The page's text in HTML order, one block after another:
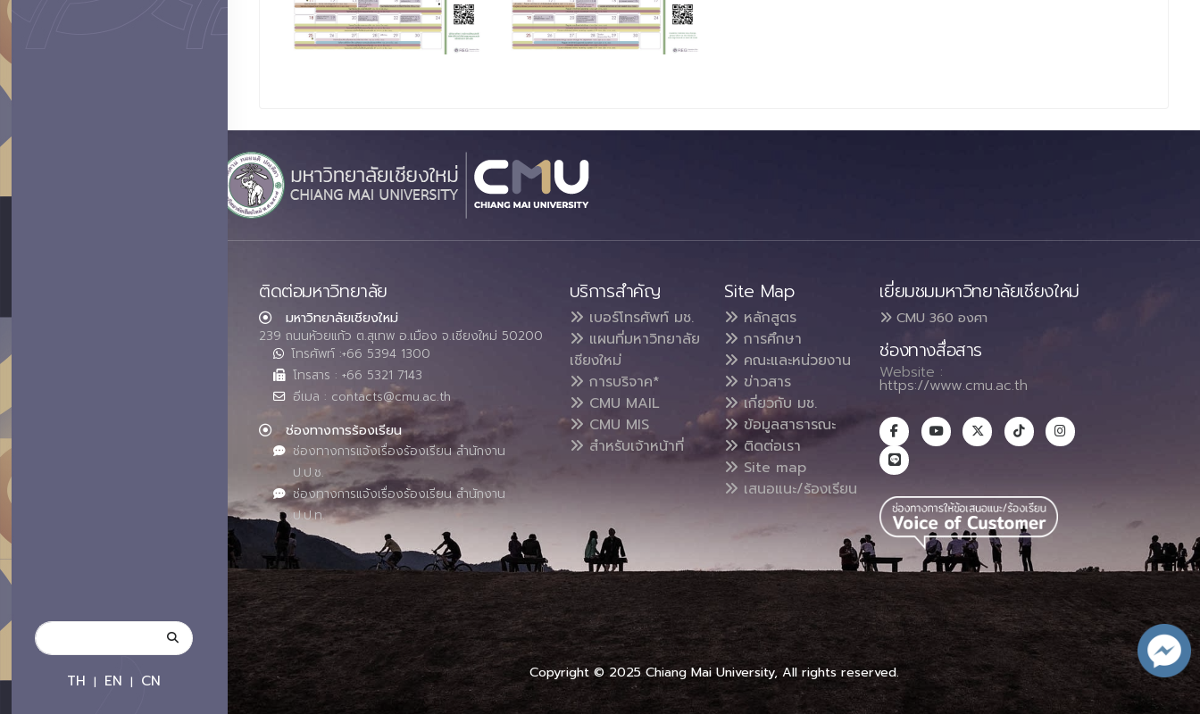
TH | EN | CN
ติดต่อมหาวิทยาลัย
มหาวิทยาลัยเชียงใหม่
239 ถนนห้วยแก้ว ต.สุเทพ อ.เมือง จ.เชียงใหม่ 50200
โทรศัพท์ :+66 5394 1300
โทรสาร : +66 5321 7143
อีเมล : contacts@cmu.ac.th
ช่องทางการร้องเรียน
ช่องทางการแจ้งเรื่องร้องเรียน สำนักงาน
ป.ป.ช.
ช่องทางการแจ้งเรื่องร้องเรียน สำนักงาน
ป.ป.ท.
บริการสำคัญ
เบอร์โทรศัพท์ มช.
แผนที่มหาวิทยาลัย
เชียงใหม่
การบริจาค*
CMU MAIL
CMU MIS
สำหรับเจ้าหน้าที่
Site Map
หลักสูตร
การศึกษา
คณะและหน่วยงาน
ข่าวสาร
เกี่ยวกับ มช.
ข้อมูลสาธารณะ
ติดต่อเรา
Site map
เสนอแนะ/ร้องเรียน
เยี่ยมชมมหาวิทยาลัยเชียงใหม่
CMU 360 องศา
ช่องทางสื่อสาร
Website :
https://www.cmu.ac.th
Copyright © 2025 Chiang Mai University, All rights reserved.